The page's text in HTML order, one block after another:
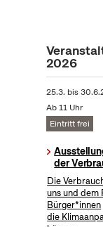
2026
25.3. bis
Ab 11 Uhr
Eintritt frei
der
Die
uns und dem
Bürger*innen
die